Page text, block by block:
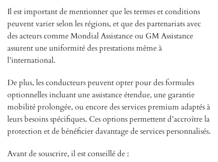
Il est important de mentionner que les termes et conditions
peuvent varier selon les régions, et que des partenariats avec
des acteurs comme Mondial Assistance ou GM Assistance
assurent une uniformité des prestations même à
l’international.
De plus, les conducteurs peuvent opter pour des formules
optionnelles incluant une assistance étendue, une garantie
mobilité prolongée, ou encore des services premium adaptés à
leurs besoins spécifiques. Ces options permettent d’accroître la
protection et de bénéficier davantage de services personnalisés.
Avant de souscrire, il est conseillé de :